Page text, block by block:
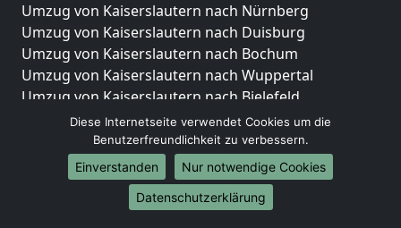
Umzug von Kaiserslautern nach Nürnberg
Umzug von Kaiserslautern nach Duisburg
Umzug von Kaiserslautern nach Bochum
Umzug von Kaiserslautern nach Wuppertal
Umzug von Kaiserslautern nach Bielefeld
Umzug von Kaiserslautern nach Bonn
Umzug von Kaiserslautern nach Münster
Internationale-Umzüge
Umzug von Kaiserslautern nach Brasilien
Diese Internetseite verwendet Cookies um die
Benutzerfreundlichkeit zu verbessern.
Einverstanden
Nur notwendige Cookies
Datenschutzerklärung